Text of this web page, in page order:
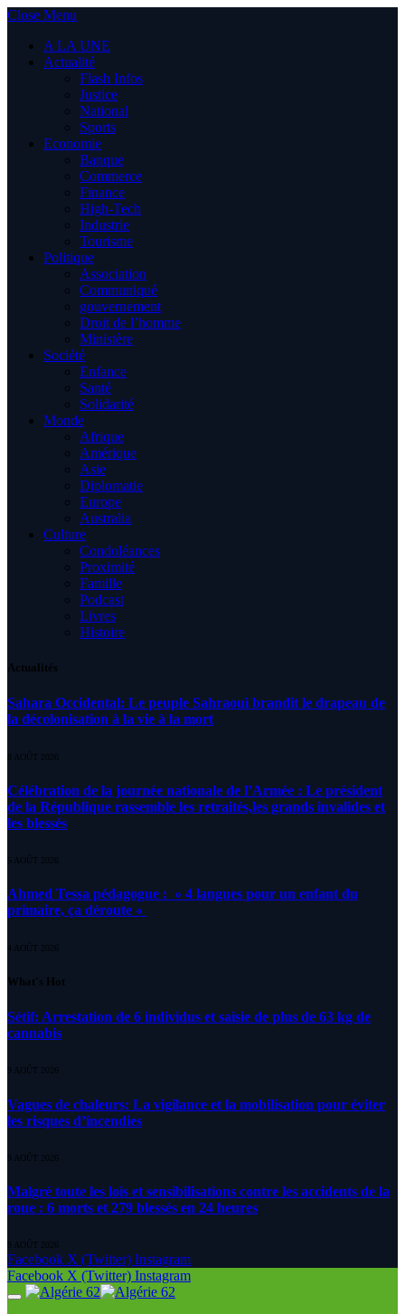
Close Menu
A LA UNE
Actualité
Flash Infos
Justice
National
Sports
Economie
Banque
Commerce
Finance
High-Tech
Industrie
Tourisme
Politique
Association
Communiqué
gouvernement
Droit de l’homme
Ministère
Société
Enfance
Santé
Solidarité
Monde
Afrique
Amérique
Asie
Diplomatie
Europe
Australia
Culture
Condoléances
Proximité
Famille
Podcast
Livres
Histoire
Actualités
Sahara Occidental: Le peuple Sahraoui brandit le drapeau de
la décolonisation à la vie à la mort
8 AOÛT 2026
Célébration de la journée nationale de l’Armée : Le président
de la République rassemble les retraités,les grands invalides et
les blessés
5 AOÛT 2026
Ahmed Tessa pédagogue : » 4 langues pour un enfant du
primaire, ça déroute «
4 AOÛT 2026
What's Hot
Sétif: Arrestation de 6 individus et saisie de plus de 63 kg de
cannabis
9 AOÛT 2026
Vagues de chaleurs: La vigilance et la mobilisation pour éviter
les risques d’incendies
9 AOÛT 2026
Malgré toute les lois et sensibilisations contre les accidents de la
roue : 6 morts et 279 blessés en 24 heures
9 AOÛT 2026
Facebook X (Twitter) Instagram
Facebook X (Twitter) Instagram